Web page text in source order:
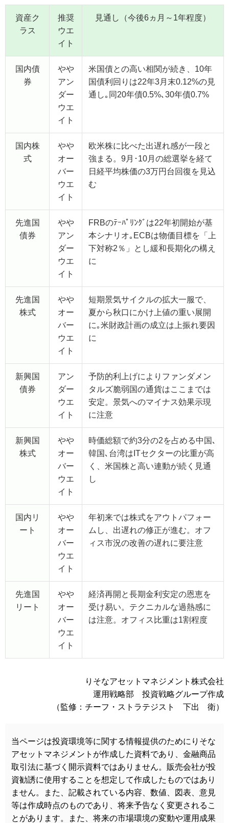
資産ク
ラス
推奨
ウエ
イト
見通し（今後6ヵ月～1年程度）
国内債
券
やや
アン
ダー
ウエ
イト
米国債との高い相関が続き、10年
国債利回りは22年3月末0.12%の見
通し｡同20年債0.5%､30年債0.7%
国内株
式
やや
オー
バー
ウエ
イト
欧米株に比べた出遅れ感が一段と
強まる。9月･10月の総選挙を経て
日経平均株価の3万円台回復を見込
む
先進国
債券
やや
アン
ダー
ウエ
イト
FRBのﾃｰﾊﾟﾘﾝｸﾞは22年初開始が基
本シナリオ｡ECBは物価目標を「上
下対称2％」とし緩和長期化の構え
に
先進国
株式
やや
オー
バー
ウエ
イト
短期景気サイクルの拡大一服で、
夏から秋口にかけ上値の重い展開
に｡米財政計画の成立は上振れ要因
に
新興国
債券
アン
ダー
ウエ
イト
予防的利上げによりファンダメン
タルズ脆弱国の通貨はここまでは
安定。景気へのマイナス効果示現
に注意
新興国
株式
やや
オー
バー
ウエ
イト
時価総額で約3分の2を占める中国､
韓国､台湾はITセクターの比重が高
く、米国株と高い連動が続く見通
し
国内リ
ート
やや
オー
バー
ウエ
イト
年初来では株式をアウトパフォー
ムし、出遅れの修正が進む。オフ
ィス市況の改善の遅れに要注意
先進国
リート
やや
オー
バー
ウエ
イト
経済再開と長期金利安定の恩恵を
受け易い。テクニカルな過熱感に
は注意。オフィス比重は1割程度
りそなアセットマネジメント株式会社
運用戦略部 投資戦略グループ作成
（監修：チーフ・ストラテジスト 下出 衛）
当ページは投資環境等に関する情報提供のためにりそな
アセットマネジメントが作成した資料であり、金融商品
取引法に基づく開示資料ではありません。販売会社が投
資勧誘に使用することを想定して作成したものではあり
ません。また、記載されている内容、数値、図表、意見
等は作成時点のものであり、将来予告なく変更されるこ
とがあります。また、将来の市場環境の変動や運用成果